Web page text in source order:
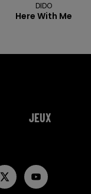
DIDO
Here With Me
JEUX